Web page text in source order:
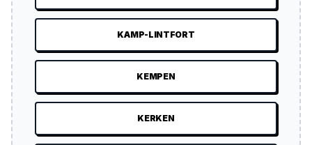
KAMP-LINTFORT
KEMPEN
KERKEN